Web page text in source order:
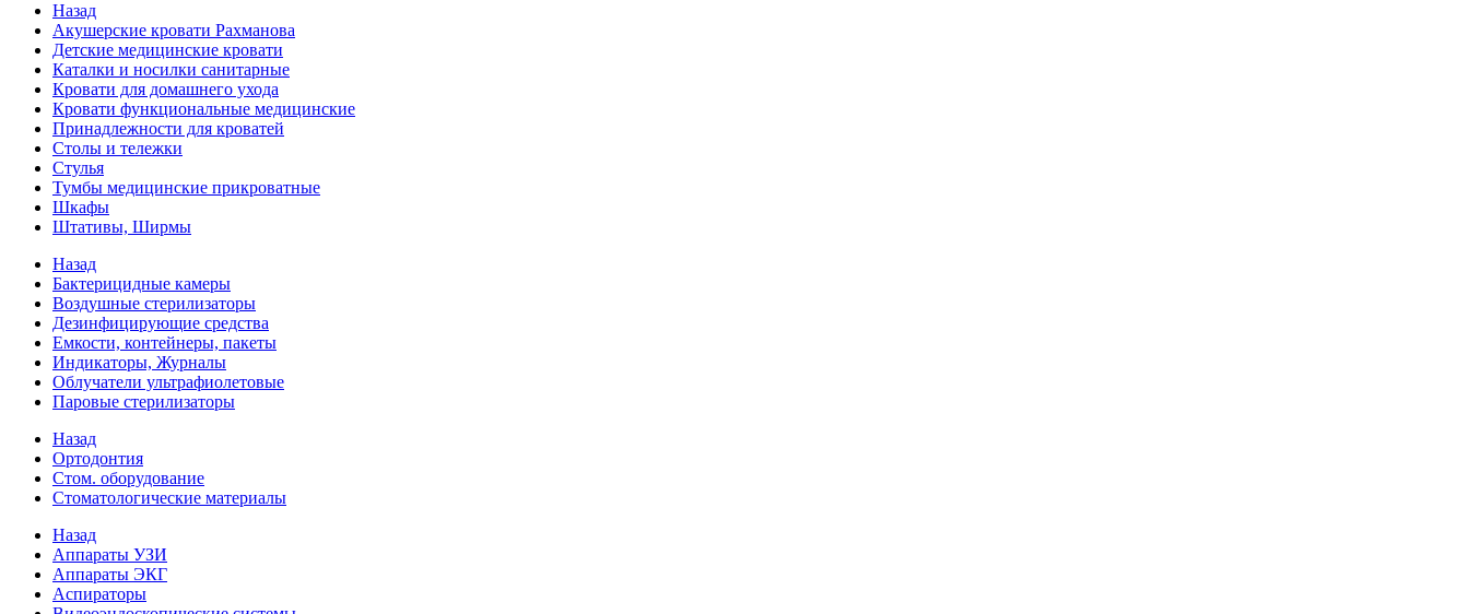
Назад
Акушерские кровати Рахманова
Детские медицинские кровати
Каталки и носилки санитарные
Кровати для домашнего ухода
Кровати функциональные медицинские
Принадлежности для кроватей
Столы и тележки
Стулья
Тумбы медицинские прикроватные
Шкафы
Штативы, Ширмы
Назад
Бактерицидные камеры
Воздушные стерилизаторы
Дезинфицирующие средства
Емкости, контейнеры, пакеты
Индикаторы, Журналы
Облучатели ультрафиолетовые
Паровые стерилизаторы
Назад
Ортодонтия
Стом. оборудование
Стоматологические материалы
Назад
Аппараты УЗИ
Аппараты ЭКГ
Аспираторы